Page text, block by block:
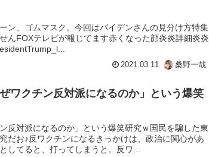
ン、ゴムマスク。今回はバイデンさんの見分け方特集
んFOXテレビが報じてます赤くなった顔炎炎詳細炎炎
2021.03.11 桑野一哉
ワクチン反対派になるのか」という爆笑
反対派になるのか」という爆笑研究ｗ国民を騙した東
だお♪反ワクチンになるきっかけは、政治に関心があ
してると、打ってしまうと。反ワ...